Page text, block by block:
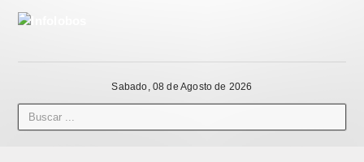
Sabado, 08 de Agosto de 2026